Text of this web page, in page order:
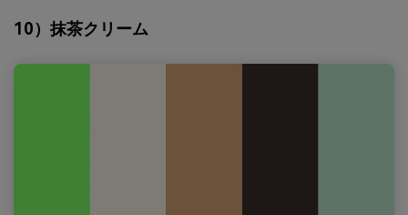
10）抹茶クリーム